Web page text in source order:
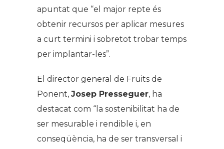
apuntat que “el major repte és
obtenir recursos per aplicar mesures
a curt termini i sobretot trobar temps
per implantar-les”.
El director general de Fruits de
Ponent, Josep Presseguer, ha
destacat com “la sostenibilitat ha de
ser mesurable i rendible i, en
conseqüència, ha de ser transversal i